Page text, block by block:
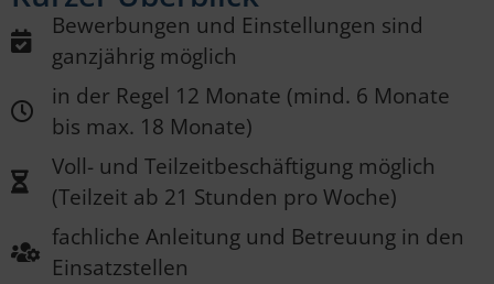
Bewerbungen und Einstellungen sind
ganzjährig möglich
in der Regel 12 Monate (mind. 6 Monate
bis max. 18 Monate)
Voll- und Teilzeitbeschäftigung möglich
(Teilzeit ab 21 Stunden pro Woche)
fachliche Anleitung und Betreuung in den
Einsatzstellen